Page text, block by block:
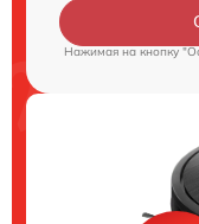
Нажимая на кнопку